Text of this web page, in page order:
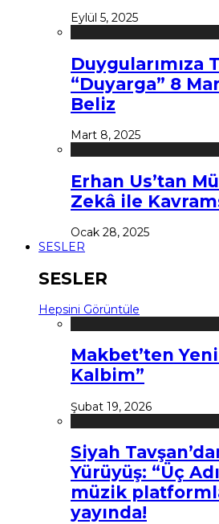
Eylül 5, 2025
Duygularımıza
“Duyarga” 8
Beliz
Mart 8, 2025
Erhan Us’tan
Zekâ ile
Ocak 28, 2025
SESLER
SESLER
Hepsini Görüntüle
Makbet’ten
Kalbim”
Şubat 19, 2026
Siyah
Yürüyüş: “Üç
müzik
yayında!